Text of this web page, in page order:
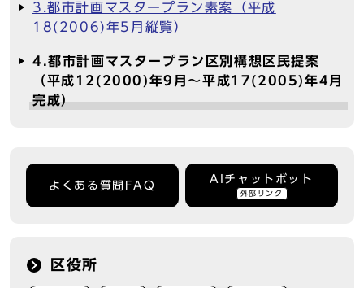
3.都市計画マスタープラン素案（平成
18(2006)年5月縦覧）
4.都市計画マスタープラン区別構想区民提案
（平成12(2000)年9月～平成17(2005)年4月
完成）
よくある質問FAQ
AIチャットボット
外部リンク
区役所